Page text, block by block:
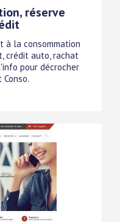
réserve
à la consommation
crédit auto, rachat
pour décrocher